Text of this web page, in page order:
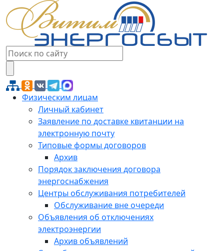
Физическим лицам
Личный кабинет
Заявление по доставке квитанции на
электронную почту
Типовые формы договоров
Архив
Порядок заключения договора
энергоснабжения
Центры обслуживания потребителей
Обслуживание вне очереди
Объявления об отключениях
электроэнергии
Архив объявлений